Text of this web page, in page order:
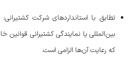
تطابق با استانداردهای شرکت
بین‌المللی یا نمایندگی کشتیرانی قوانین
که رعایت آن‌ها الزامی است.